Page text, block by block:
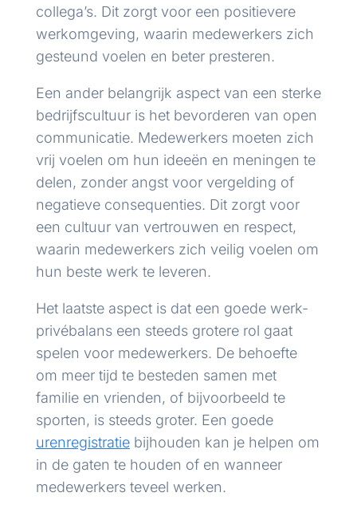
collega’s. Dit zorgt voor een positievere
werkomgeving, waarin medewerkers zich
gesteund voelen en beter presteren.
Een ander belangrijk aspect van een sterke
bedrijfscultuur is het bevorderen van open
communicatie. Medewerkers moeten zich
vrij voelen om hun ideeën en meningen te
delen, zonder angst voor vergelding of
negatieve consequenties. Dit zorgt voor
een cultuur van vertrouwen en respect,
waarin medewerkers zich veilig voelen om
hun beste werk te leveren.
Het laatste aspect is dat een goede werk-
privébalans een steeds grotere rol gaat
spelen voor medewerkers. De behoefte
om meer tijd te besteden samen met
familie en vrienden, of bijvoorbeeld te
sporten, is steeds groter. Een goede
urenregistratiebijhouden kan je helpen om
in de gaten te houden of en wanneer
medewerkers teveel werken.